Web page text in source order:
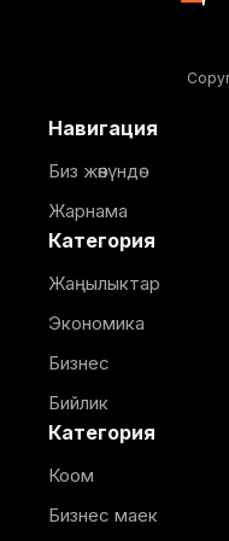
Навигация
Биз жөнүндө
Жарнама
Категория
Жаңылыктар
Экономика
Бизнес
Бийлик
Категория
Коом
Бизнес маек